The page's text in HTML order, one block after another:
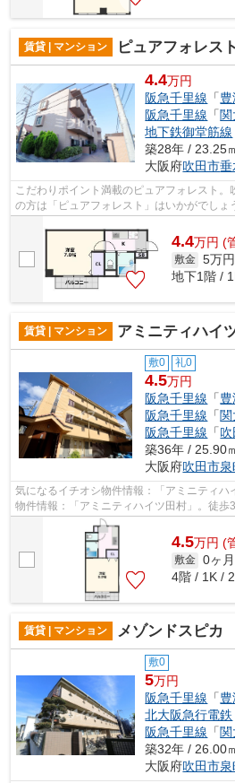
賃貸 | マンション ピュアフォレスト
4.4万円
阪急千里線 「
阪急千里線 「
地下鉄御堂筋線
築28年 / 23.25
大阪府吹田市垂
こだわりポイント満載のピュアフォレスト。
の方は「ピュアフォレスト」はいかがでしょ
払いいただけるので、カードで決済し...
4.4万円 (
敷金 5万円
地下1階 /
賃貸 | マンション アミニティハイ
敷0 礼0
4.5万円
阪急千里線 「
阪急千里線 「
阪急千里線 「吹
築36年 / 25.90
大阪府吹田市
気になるイチオシ物件情報：「アミニティハ
物件情報：「アミニティハイツ田村」。徒歩
す。鉄骨造なら、耐久性や耐震性が高いの...
4.5万円 (
敷金 0ヶ月
4階 / 1K /
賃貸 | マンション メゾンドスピカ
敷0
5万円
阪急千里線 「
北大阪急行電鉄
阪急千里線 「
築32年 / 26.00
大阪府吹田市